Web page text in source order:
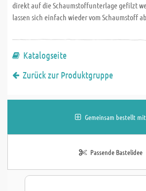
direkt auf die Schaumstoffunterlage gefilzt
lassen sich einfach wieder vom Schaumstoff
Katalogseite
Zurück zur Produktgruppe
Gemeinsam bestellt mit
Passende Bastelidee